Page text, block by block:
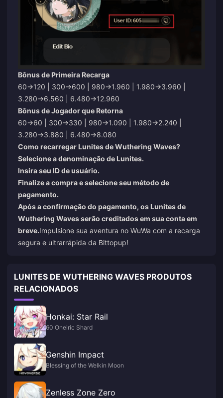
Bônus de Primeira Recarga
60→120 | 300→600 | 980→1.960 | 1.980→3.960 |
3.280→6.560 | 6.480→12.960
Bônus de Jogador que Retorna
60→60 | 300→330 | 980→1.090 | 1.980→2.240 |
3.280→3.880 | 6.480→8.080
Como recarregar Lunites de Wuthering Waves?
Selecione a denominação de Lunites.
Insira seu ID de usuário.
Finalize a compra e selecione seu método de
pagamento.
Após a confirmação do pagamento, os Lunites de
Wuthering Waves serão creditados em sua conta em
breve.Impulsione sua aventura no WuWa com a recarga
segura e ultrarrápida da Bittopup!
LUNITES DE WUTHERING WAVES PRODUTOS
RELACIONADOS
Honkai: Star Rail
60 Oneiric Shard
Genshin Impact
Blessing of the Welkin Moon
Zenless Zone Zero